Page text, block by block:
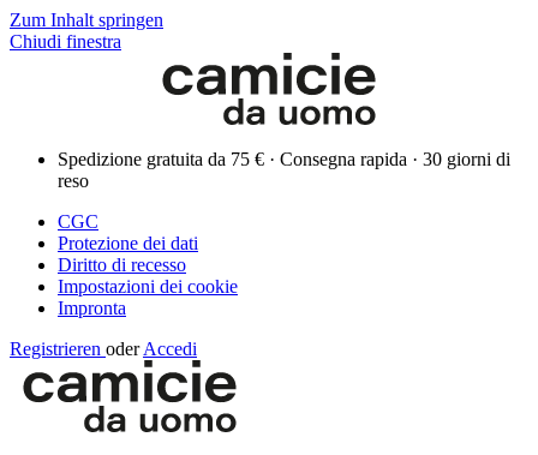
Zum Inhalt springen
Chiudi finestra
Spedizione gratuita da 75 € · Consegna rapida · 30 giorni di
reso
CGC
Protezione dei dati
Diritto di recesso
Impostazioni dei cookie
Impronta
Registrieren oder Accedi